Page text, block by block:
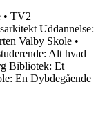
• TV2
Uddannelse:
Valby Skole •
Alt hvad
Bibliotek: Et
En Dybdegående